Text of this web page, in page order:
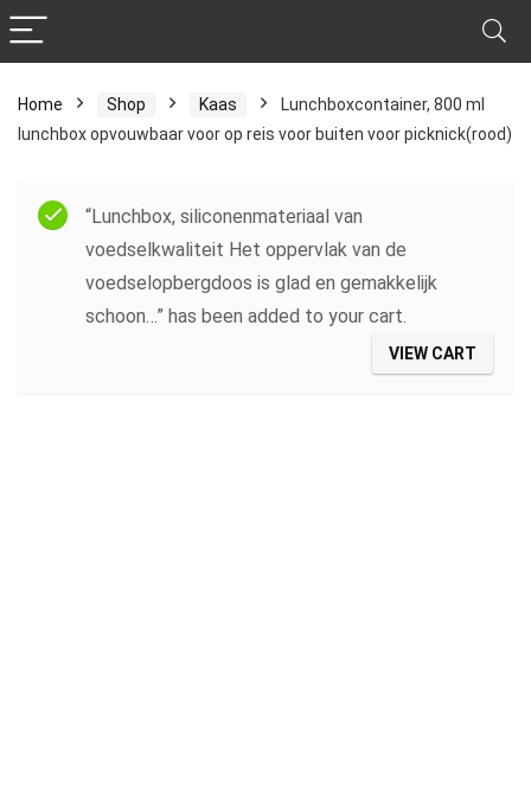
Home Shop Kaas
Lunchboxcontainer, 800 ml
lunchbox opvouwbaar voor op reis voor buiten voor picknick(rood)
“Lunchbox, siliconenmateriaal van
voedselkwaliteit Het oppervlak van de
voedselopbergdoos is glad en gemakkelijk
schoon…” has been added to your cart.
VIEW CART